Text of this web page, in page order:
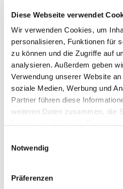
Diese Webseite verwendet
Wir verwenden Cookies, um
personalisieren, Funktionen für
zu können und die Zugriffe auf
analysieren. Außerdem geben
Verwendung unserer Website
soziale Medien, Werbung und
Partner führen diese
weiteren Daten zusammen, die
Notwendig
Präferenzen
39, 15827